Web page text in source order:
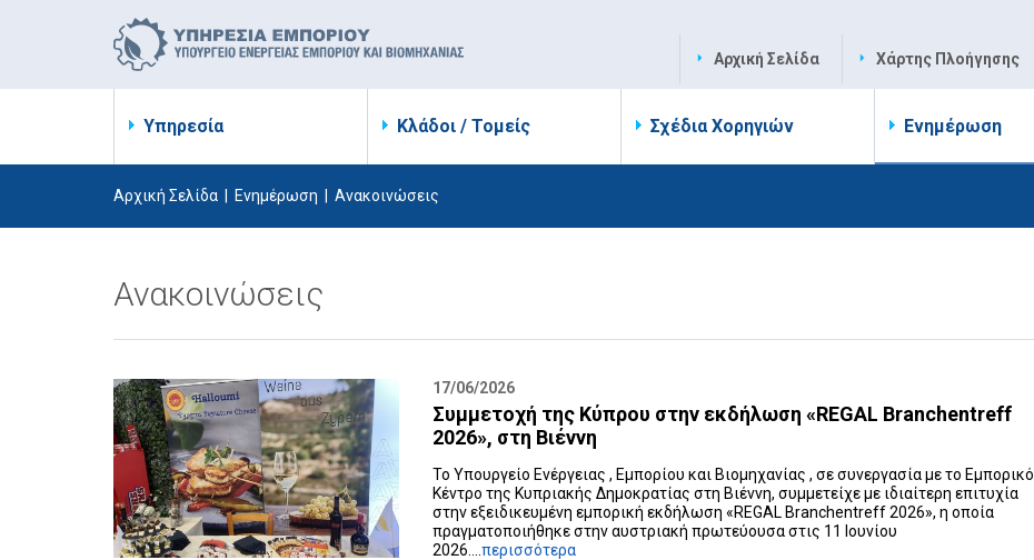
Αρχική Σελίδα Χάρτης Πλοήγησης
Υπηρεσία Κλάδοι / Τομείς Σχέδια Χορηγιών Ενημέρωση
Αρχική Σελίδα Ενημέρωση Ανακοινώσεις
Ανακοινώσεις
17/06/2026
Συμμετοχή της Κύπρου στην εκδήλωση «REGAL Branchentreff
2026», στη Βιέννη
Το Υπουργείο Ενέργειας , Εμπορίου και Βιομηχανίας , σε συνεργασία με το Εμπορικό
Κέντρο της Κυπριακής Δημοκρατίας στη Βιέννη, συμμετείχε με ιδιαίτερη επιτυχία
στην εξειδικευμένη εμπορική εκδήλωση «REGAL Branchentreff 2026», η οποία
πραγματοποιήθηκε στην αυστριακή πρωτεύουσα στις 11 Ιουνίου
2026....περισσότερα